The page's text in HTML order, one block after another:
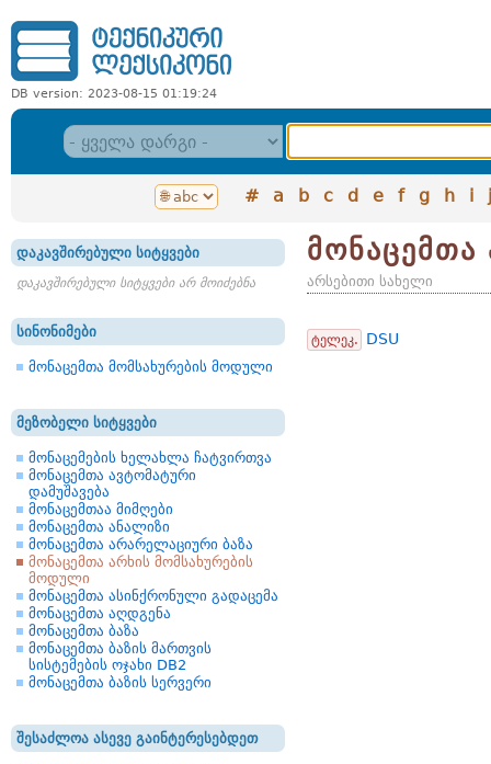
DB version: 2023-08-15 01:19:24
# a b c d e f g h i j
დაკავშირებული სიტყვები
დაკავშირებული სიტყვები არ მოიძებნა
სინონიმები
მონაცემთა მომსახურების მოდული
მეზობელი სიტყვები
მონაცემების ხელახლა ჩატვირთვა
მონაცემთა ავტომატური
დამუშავება
მონაცემთაა მიმღები
მონაცემთა ანალიზი
მონაცემთა არარელაციური ბაზა
მონაცემთა არხის მომსახურების
მოდული
მონაცემთა ასინქრონული გადაცემა
მონაცემთა აღდგენა
მონაცემთა ბაზა
მონაცემთა ბაზის მართვის
სისტემების ოჯახი DB2
მონაცემთა ბაზის სერვერი
შესაძლოა ასევე გაინტერესებდეთ
არსებითი სახელი
ტელეკ. DSU